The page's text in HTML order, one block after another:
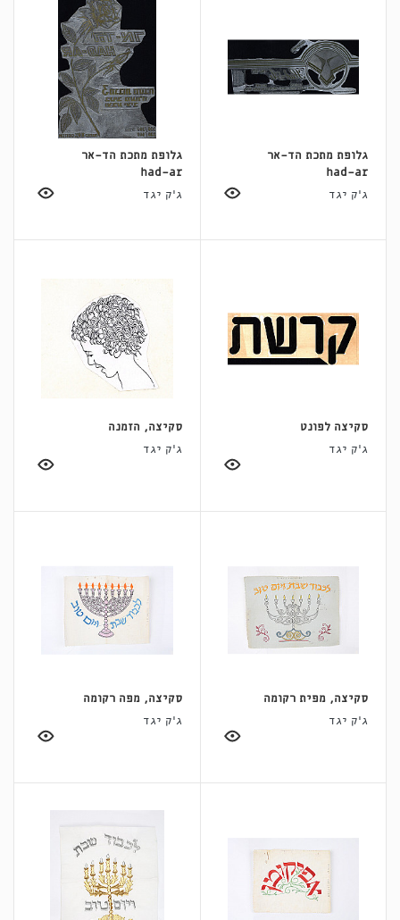
גלופת מתכת הד-אר
had-ar
ג'ק יגד
גלופת מתכת הד-אר
had-ar
ג'ק יגד
סקיצה לפונט
ג'ק יגד
סקיצה, הזמנה
ג'ק יגד
סקיצה, מפית רקומה
ג'ק יגד
סקיצה, מפה רקומה
ג'ק יגד